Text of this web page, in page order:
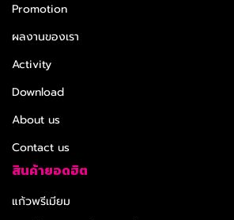
Promotion
ผลงานของเรา
Activity
Download
About us
Contact us
สินค้ายอดฮิต
แก้วพรีเมียม